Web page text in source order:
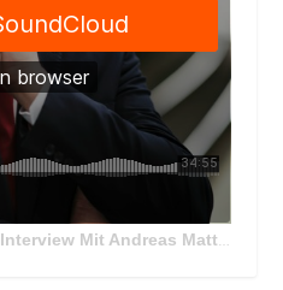
Interview Mit Andreas Matthä, CEO der ÖBB Holding